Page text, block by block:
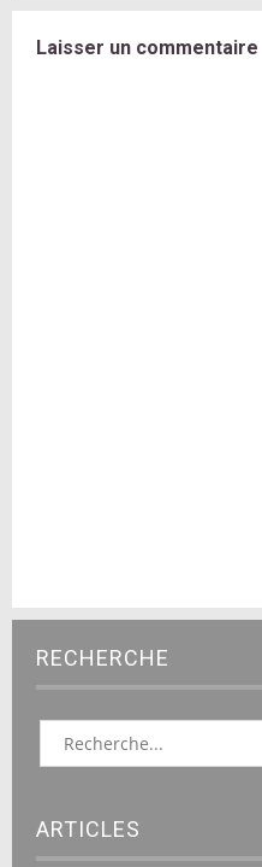
Laisser un commentaire
RECHERCHE
ARTICLES